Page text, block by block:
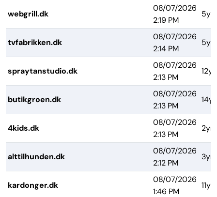
webgrill.dk
08/07/2026
2:19 PM
5yrs
tvfabrikken.dk
08/07/2026
2:14 PM
5yrs
spraytanstudio.dk
08/07/2026
2:13 PM
butikgroen.dk
08/07/2026
2:13 PM
4kids.dk
08/07/2026
2:13 PM
2yrs
alttilhunden.dk
08/07/2026
2:12 PM
3yrs
kardonger.dk
08/07/2026
1:46 PM
11yrs